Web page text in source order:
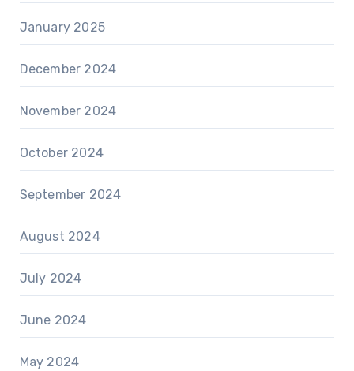
January 2025
December 2024
November 2024
October 2024
September 2024
August 2024
July 2024
June 2024
May 2024